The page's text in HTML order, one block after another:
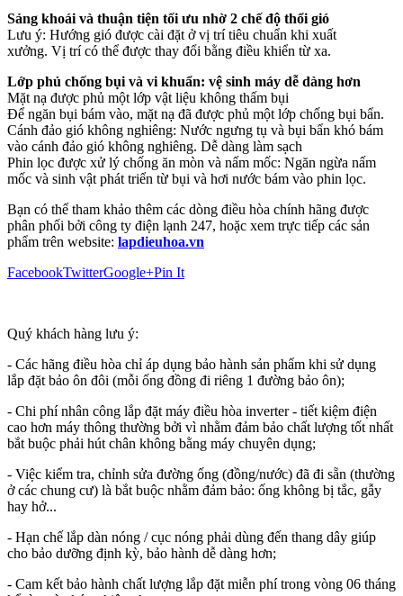
Sảng khoái và thuận tiện tối ưu nhờ 2 chế độ thổi gió
Lưu ý: Hướng gió được cài đặt ở vị trí tiêu chuẩn khi xuất
xưởng. Vị trí có thể được thay đổi bằng điều khiển từ xa.
Lớp phủ chống bụi và vi khuẩn: vệ sinh máy dễ dàng hơn
Mặt nạ được phủ một lớp vật liệu không thấm bụi
Để ngăn bụi bám vào, mặt nạ đã được phủ một lớp chống bụi bẩn.
Cánh đảo gió không nghiêng: Nước ngưng tụ và bụi bẩn khó bám
vào cánh đảo gió không nghiêng. Dễ dàng làm sạch
Phin lọc được xử lý chống ăn mòn và nấm mốc: Ngăn ngừa nấm
mốc và sinh vật phát triển từ bụi và hơi nước bám vào phin lọc.
Bạn có thể tham khảo thêm các dòng điều hòa chính hãng được
phân phối bởi công ty điện lạnh 247, hoặc xem trực tiếp các sản
phẩm trên website: lapdieuhoa.vn
FacebookTwitterGoogle+Pin It
Quý khách hàng lưu ý:
- Các hãng điều hòa chỉ áp dụng bảo hành sản phẩm khi sử dụng
lắp đặt bảo ôn đôi (mỗi ống đồng đi riêng 1 đường bảo ôn);
- Chi phí nhân công lắp đặt máy điều hòa inverter - tiết kiệm điện
cao hơn máy thông thường bởi vì nhằm đảm bảo chất lượng tốt nhất
bắt buộc phải hút chân không bằng máy chuyên dụng;
- Việc kiểm tra, chỉnh sửa đường ống (đồng/nước) đã đi sẵn (thường
ở các chung cư) là bắt buộc nhằm đảm bảo: ống không bị tắc, gẫy
hay hở...
- Hạn chế lắp dàn nóng / cục nóng phải dùng đến thang dây giúp
cho bảo dưỡng định kỳ, bảo hành dễ dàng hơn;
- Cam kết bảo hành chất lượng lắp đặt miễn phí trong vòng 06 tháng